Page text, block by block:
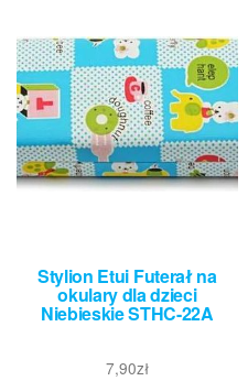
Stylion Etui Futerał na
okulary dla dzieci
Niebieskie STHC-22A
7,90zł